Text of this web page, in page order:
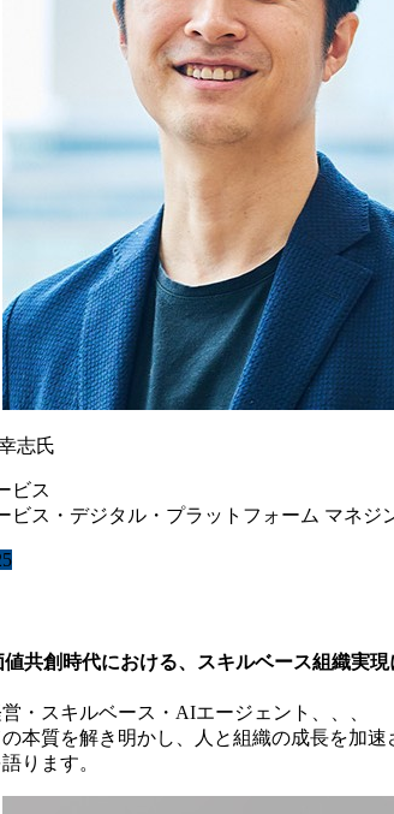
志氏
ビス
ビス・デジタル・プラットフォーム マネジ
共創時代における、スキルベース組織実
・スキルベース・AIエージェント、、、
本質を解き明かし、人と組織の成長を加速
ります。